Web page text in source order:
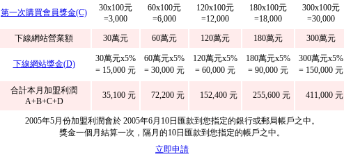
第一次購買會員獎金(C)
30x100元
=3,000
60x100元
=6,000
120x100元
=12,000
180x100元
=18,000
300x100元
=30,000
下線網站營業額
30萬元 60萬元 120萬元 180萬元 300萬元
下線網站獎金(D)
30萬元x5%
= 15,000 元
60萬元x5%
= 30,000 元
120萬元x5%
= 60,000 元
180萬元x5%
= 90,000 元
300萬元x5%
= 150,000 元
合計本月加盟利潤
A+B+C+D
35,100 元 72,200 元 152,400 元 255,600 元 411,000 元
2005年5月份加盟利潤會於 2005年6月10日匯款到您指定的銀行或郵局帳戶之中。
獎金一個月結算一次，隔月的10日匯款到您指定的帳戶之中。
立即申請